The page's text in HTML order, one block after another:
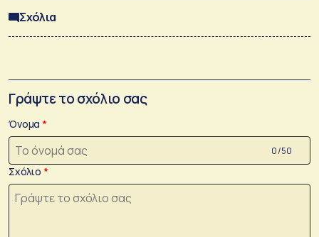
Σχόλια
Γράψτε το σχόλιο σας
Όνομα
0 /50
Σχόλιο